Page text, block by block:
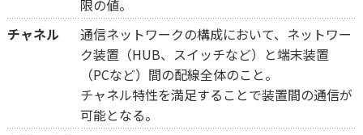
限の値。
チャネル
通信ネットワークの構成において、ネットワー
ク装置（HUB、スイッチなど）と端末装置
（PCなど）間の配線全体のこと。
チャネル特性を満足することで装置間の通信が
可能となる。